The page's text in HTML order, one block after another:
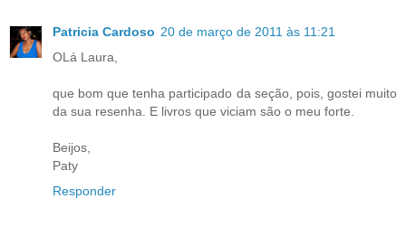
Patricia Cardoso 20 de março de 2011 às 11:21
OLá Laura,
que bom que tenha participado da seção, pois, gostei muito
da sua resenha. E livros que viciam são o meu forte.
Beijos,
Paty
Responder